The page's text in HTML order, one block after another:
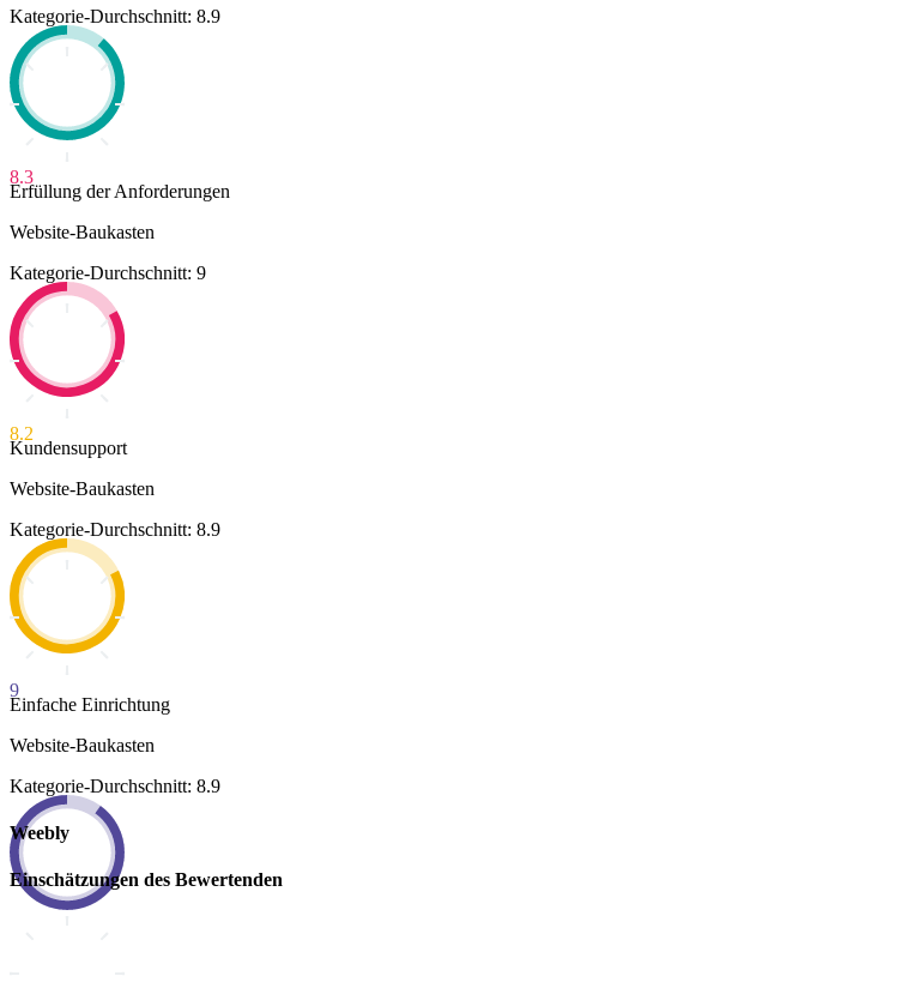
Kategorie-Durchschnitt: 8.9
8.3
Erfüllung der Anforderungen
Website-Baukasten
Kategorie-Durchschnitt: 9
8.2
Kundensupport
Website-Baukasten
Kategorie-Durchschnitt: 8.9
9
Einfache Einrichtung
Website-Baukasten
Kategorie-Durchschnitt: 8.9
Weebly
Einschätzungen des Bewertenden